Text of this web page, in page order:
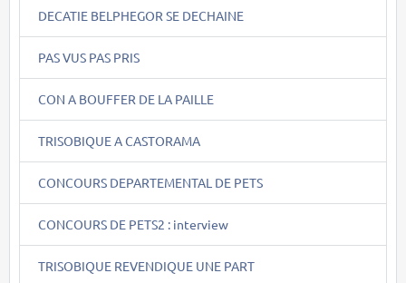
DECATIE BELPHEGOR SE DECHAINE
PAS VUS PAS PRIS
CON A BOUFFER DE LA PAILLE
TRISOBIQUE A CASTORAMA
CONCOURS DEPARTEMENTAL DE PETS
CONCOURS DE PETS2 : interview
TRISOBIQUE REVENDIQUE UNE PART